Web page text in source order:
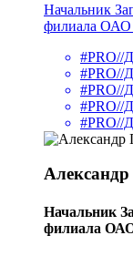
Начальник
филиала
#PRO//
#PRO//
#PRO//
#PRO//
#PRO//
Начальник
филиала